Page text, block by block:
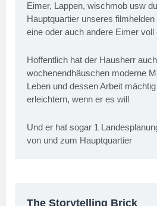
Eimer, Lappen, wischmob usw
Hauptquartier unseres
eine oder auch andere Eimer
Hoffentlich hat der Hausherr
wochenendhäuschen moderne
Leben und dessen Arbeit
erleichtern, wenn er es will
Und er hat sogar 1
von und zum Hauptquartier
The Storytelling Brick